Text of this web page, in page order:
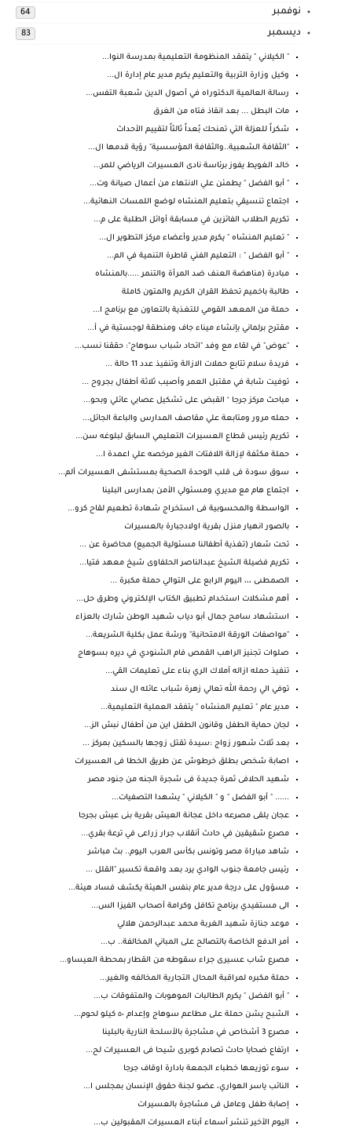
نوفمبر 64
ديسمبر 83
" الكيلاني " يتفقد المنظومة التعليمية بمدرسة النوا...
وكيل وزارة التربية والتعليم يكرم مدير عام إدارة ال...
رسالة العالمية الدكتوراه في أصول الدين شعبة التفس...
مات البطل ... بعد انقاذ فتاه من الغرق
شكراً للعزلة التي تمنحك بُعداً ثالثاً لتقييم الأحداث
"الثقافة الشعبية..والثقافة المؤسسية" رؤية قدمها ال...
خالد الغويط يفوز برئاسة نادى العسيرات الرياضي للمر...
" أبو الفضل " يطمئن علي الانتهاء من أعمال صيانة وت...
اجتماع تنسيقي بتعليم المنشاه لوضع اللمسات النهائية...
تكريم الطلاب الفائزين في مسابقة أوائل الطلبة على م...
" تعليم المنشاه " يكرم مدير وأعضاء مركز التطوير ال...
" أبو الفضل " : التعليم الفني قاطرة التنمية في الم...
مبادرة (مناهضة العنف ضد المرأة والتنمر .....بالمنشاه
طالبة باخميم تحفظ القران الكريم والمتون كاملة
حملة من المعهد القومي للتغذية بالتعاون مع برنامج ا...
مقترح برلماني بإنشاء ميناء جاف ومنطقة لوجستية في أ...
"عوض" في لقاء مع وفد "اتحاد شباب سوهاج": حققنا نسب...
فريدة سلام تتابع حملات الازالة وتنفيذ عدد 11 حالة ...
توفيت شابة في مقتبل العمر وأصيب ثلاثة أطفال بجروح ...
مباحث مركز جرجا ‘ القبض على تشكيل عصابي عائلي وبحو...
حمله مرور ومتابعة علي مقاصف المدارس والباعة الجائل...
تكريم رئيس قطاع العسيرات التعليمي السابق لبلوغه سن...
حملة مكثفة لإزالة اللافتات الغير مرخصه علي اعمدة ا...
سوق سودة فى قلب الوحدة الصحية بمستشفى العسيرات ألم...
اجتماع هام مع مديري ومسئولي الأمن بمدارس البلينا
الواسطة والمحسوبية فى استخراج شهادة تطعيم لقاح كرو...
بالصور انهيار منزل بقرية اولادجبارة بالعسيرات
تحت شعار (تغذية أطفالنا مسئولية الجميع) محاضرة عن ...
تكريم فضيلة الشيخ عبدالناصر الحلفاوى شيخ معهد فتيا...
الصمطىى ،،، اليوم الرابع على التوالي حملة مكبرة ...
أهم مشكلات استخدام تطبيق الكتاب الإلكتروني وطرق حل...
استشهاد سامح جمال أبو دياب شهيد الوطن شارك بالعزاء
"مواصفات الورقة الامتحانية" ورشة عمل بكلية الشريعة...
صلوات تجنيز الراهب القمص فام الشنودي في ديره بسوهاج
تنفيذ حمله ازاله أملاك الري بناء على تعليمات القي...
توفي الي رحمة الله تعالي زهرة شباب عائله ال سند
مدير عام " تعليم المنشاه " يتفقد العملية التعليمية...
لجان حماية الطفل وقانون الطفل اين من أطفال نبش الز...
بعد ثلاث شهور زواج :سيدة تقتل زوجها بالسكين بمركز ...
اصابة شخص بطلق خرطوش عن طريق الخطا فى العسيرات
شهيد الحلافى ثمرة جديدة فى شجرة الجنه من جنود مصر
...... " أبو الفضل " و " الكيلاني " يشهدا التصفيات...
عجان يلقى مصرعه داخل عجانة العيش بقرية بنى عيش بجرجا
مصرع شقيقين في حادث أنقلاب جرار زراعى في ترعة بقري...
شاهد مباراة مصر وتونس بكأس العرب اليوم.. بث مباشر
رئيس جامعة جنوب الوادي يرد بعد واقعة تكسير "القلل ...
مسؤول على درجة مدير عام بنفس الهيئة يكشف فساد هيئة...
الى مستفيدي برنامج تكافل وكرامة أصحاب الفيزا الس...
موعد جنازة شهيد الغربة محمد عبدالرحمن هلالي
أمر الدفع الخاصة بالتصالح على المباني المخالفة.. ب...
مصرع شاب عسيرى جراء سقوطه من القطار بمحطة العيساو...
حملة مكبره لمراقبة المحال التجارية المخالفه والغير...
" أبو الفضل " يكرم الطالبات الموهوبات والمتفوقات ب...
الشبح يشن حملة على مطاعم سوهاج وإعدام ٥٠ كيلو لحوم...
مصرع 3 أشخاص في مشاجرة بالأسلحة النارية بالبلينا
ارتفاع ضحايا حادث تصادم كوبرى شيحا فى العسيرات لح...
سوء توزيعها خطباء الجمعة بادارة اوقاف جرجا
النائب ياسر الهواري، عضو لجنة حقوق الإنسان بمجلس ا...
إصابة طفل وعامل فى مشاجرة بالعسيرات
اليوم الأخير تنشر أسماء أبناء العسيرات المقبولين ب...